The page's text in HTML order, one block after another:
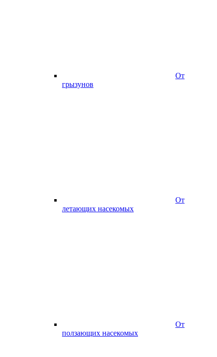
От
грызунов
От
летающих насекомых
От
ползающих насекомых